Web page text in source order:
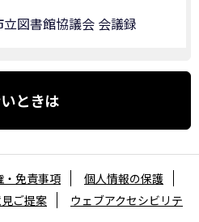
図書館協議会 会議録
ときは
・免責事項
個人情報の保護
ご提案
ウェブアクセシビリテ